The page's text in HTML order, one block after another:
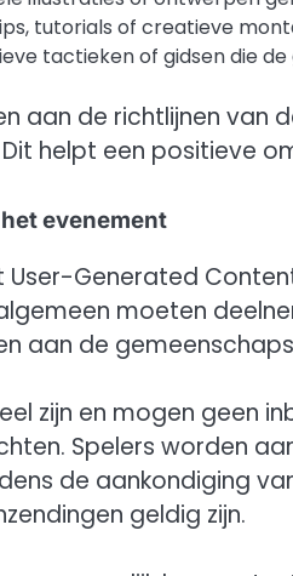
tutorials of creatieve
tactieken of gidsen die
aan de richtlijnen van
helpt een positieve
evenement
Generated
moeten
aan de
zijn en mogen geen
Spelers worden
de aankondiging
geldig zijn.